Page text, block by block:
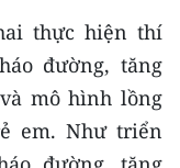
thực hiện thí
đường, tăng
mô hình lồng
em. Như triển